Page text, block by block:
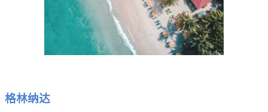
格林纳达